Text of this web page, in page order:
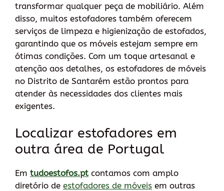
transformar qualquer peça de mobiliário. Além
disso, muitos estofadores também oferecem
serviços de limpeza e higienização de estofados,
garantindo que os móveis estejam sempre em
ótimas condições. Com um toque artesanal e
atenção aos detalhes, os estofadores de móveis
no Distrito de Santarém estão prontos para
atender às necessidades dos clientes mais
exigentes.
Localizar estofadores em
outra área de Portugal
Em tudoestofos.pt contamos com amplo
diretório de estofadores de móveis em outras